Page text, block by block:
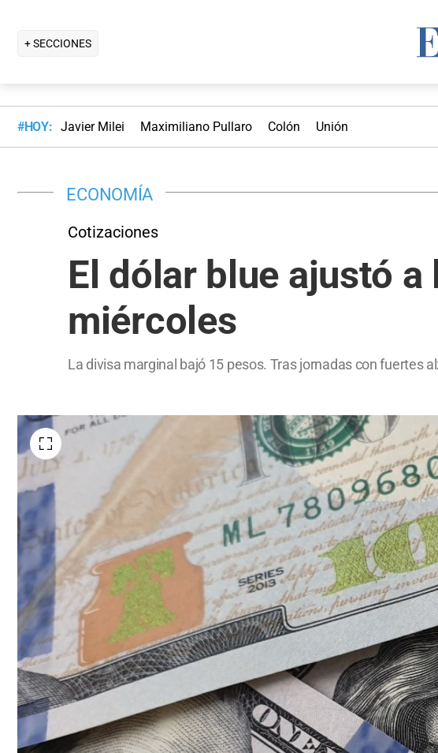
+ SECCIONES
#HOY: Javier Milei Maximiliano Pullaro Colón Unión
ECONOMÍA
Cotizaciones
El dólar blue ajustó
miércoles
La divisa marginal bajó 15 pesos. Tras jornadas con fuertes